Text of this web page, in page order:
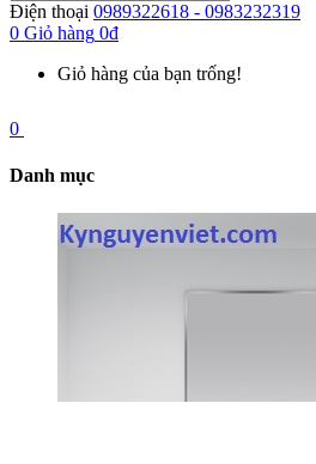
Điện thoại 0989322618 - 0983232319
0 Giỏ hàng 0đ
Giỏ hàng của bạn trống!
0
Danh mục